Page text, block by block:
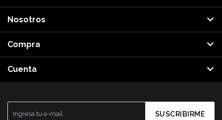
SUSCRIBIRME
Nosotros
Compra
Cuenta